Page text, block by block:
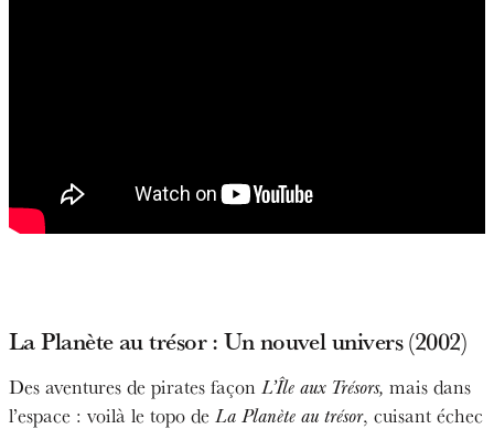
La Planète au trésor : Un nouvel univers (2002)
Des aventures de pirates façon L’Île aux Trésors, mais dans
l’espace : voilà le topo de La Planète au trésor, cuisant échec